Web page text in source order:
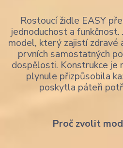
Rostoucí židle EASY
jednoduchost a
model, který zajistí zdravé
prvních samostatných
dospělosti. Konstrukce je
plynule přizpůsobila
poskytla páteři
Proč zvolit